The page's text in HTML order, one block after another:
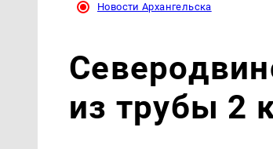
Новости Архангельска
из трубы 2